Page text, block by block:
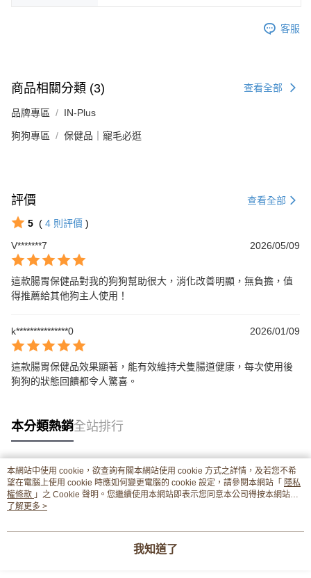
客服
商品相關分類 (3) 查看全部
品牌專區 IN-Plus
狗狗專區 保健品｜寵毛必逛
評價 查看全部
5 ( 4 則評價 )
V*******7
2026/05/09
這款腸胃保健品對我的狗狗幫助很大，消化改善明顯，無負擔，值
得推薦給其他狗主人使用！
k***************0 2026/01/09
這款腸胃保健品效果顯著，能有效維持犬隻腸道健康，每次使用後
狗狗的狀態回饋都令人驚喜。
本分類熱銷全站排行
熱門標籤
本網站中使用 cookie，欲查詢有關本網站使用 cookie 方式之詳情，及若您不希
望在電腦上使用 cookie 時應如何變更電腦的 cookie 設定，請參閱本網站「 隱私
權條款 」之 Cookie 聲明。您繼續使用本網站即表示您同意本公司得按本網站使
用條款之 Cookie 聲明使用 cookie。
了解更多 >
我知道了